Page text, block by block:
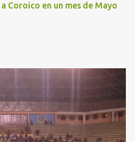
Coroico en un mes de Mayo